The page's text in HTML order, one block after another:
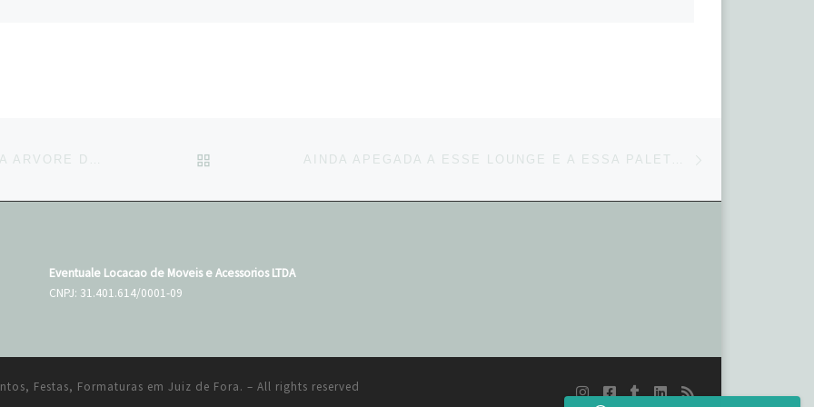
BACK TO POST LIST
Eventuale Locacao de Moveis e Acessorios LTDA
CNPJ: 31.401.614/0001-09
Festas, Formaturas em Juiz de Fora. – All rights reserved